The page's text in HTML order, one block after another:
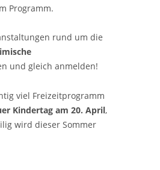
Programm.
rund um die
und gleich anmelden!
viel Freizeitprogramm
Kindertag am 20. April,
wird dieser Sommer